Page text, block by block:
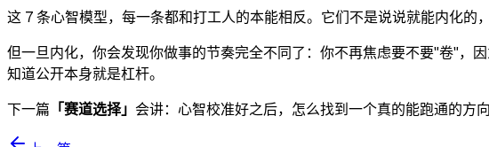
这 7 条心智模型，每一条都和打工人的本能相反。它们不是说说就能内化的
但一旦内化，你会发现你做事的节奏完全不同了：你不再焦虑要不要"卷"，
知道公开本身就是杠杆。
下一篇 「赛道选择」 会讲：心智校准好之后，怎么找到一个真的能跑通的方向